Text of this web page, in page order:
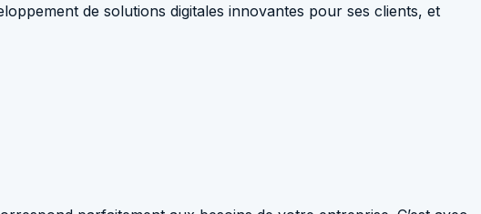
de solutions digitales innovantes pour ses clients, et